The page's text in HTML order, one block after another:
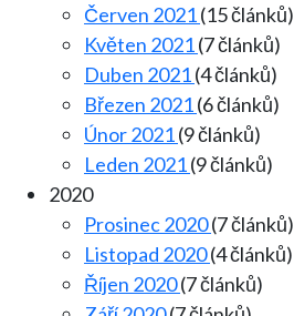
Červen 2021(15 článků)
Květen 2021(7 článků)
Duben 2021(4 článků)
Březen 2021(6 článků)
Únor 2021(9 článků)
Leden 2021(9 článků)
2020
Prosinec 2020(7 článků)
Listopad 2020(4 článků)
Říjen 2020(7 článků)